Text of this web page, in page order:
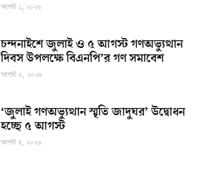
আগস্ট ১, ২০২৬
চন্দনাইশে জুলাই ও ৫ আগস্ট গণঅভ্যুত্থান
দিবস উপলক্ষে বিএনপি’র গণ সমাবেশ
আগস্ট ৫, ২০২৬
‘জুলাই গণঅভ্যুত্থান স্মৃতি জাদুঘর’ উদ্বোধন
হচ্ছে ৫ আগস্ট
আগস্ট ৪, ২০২৬